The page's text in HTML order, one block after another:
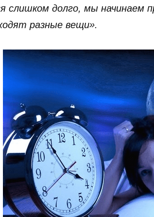
слишком долго, мы начинаем
разные вещи».